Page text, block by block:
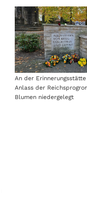
An der
Anlass der
Blumen niedergelegt